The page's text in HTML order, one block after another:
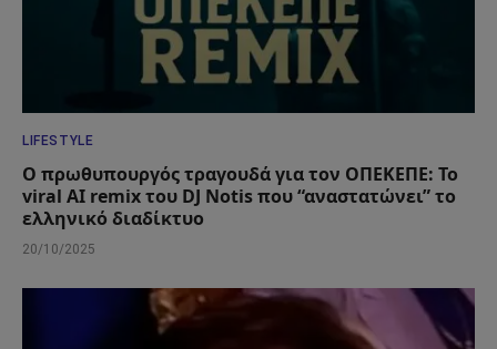
LIFESTYLE
Ο πρωθυπουργός τραγουδά για τον ΟΠΕΚΕΠΕ: Το
viral AI remix του DJ Notis που “αναστατώνει” το
ελληνικό διαδίκτυο
20/10/2025